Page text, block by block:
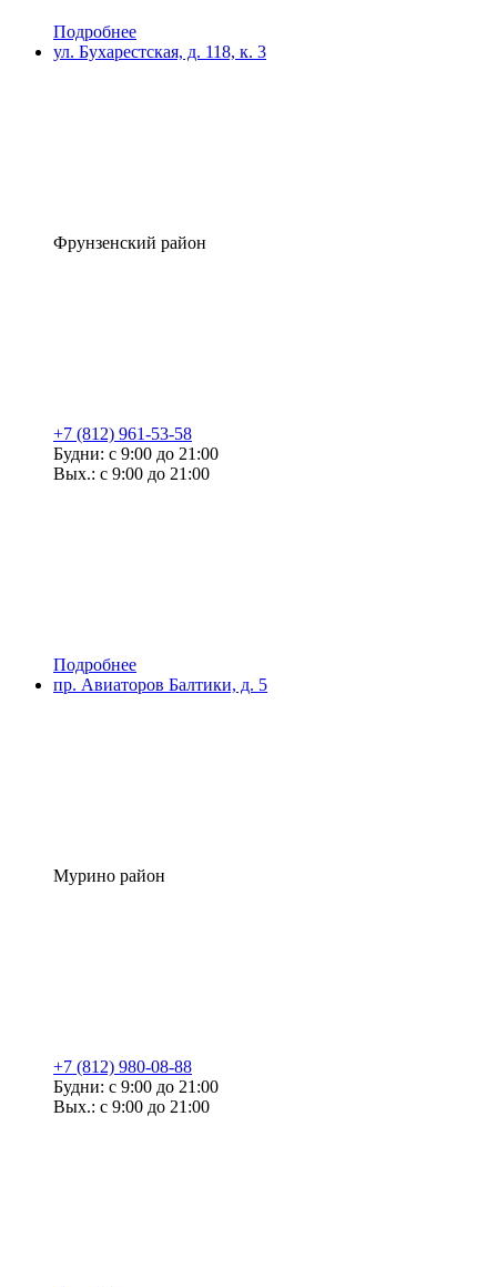
Подробнее
ул. Бухарестская, д. 118, к. 3
Фрунзенский район
+7 (812) 961-53-58
Будни: с 9:00 до 21:00
Вых.: с 9:00 до 21:00
Подробнее
пр. Авиаторов Балтики, д. 5
Мурино район
+7 (812) 980-08-88
Будни: с 9:00 до 21:00
Вых.: с 9:00 до 21:00